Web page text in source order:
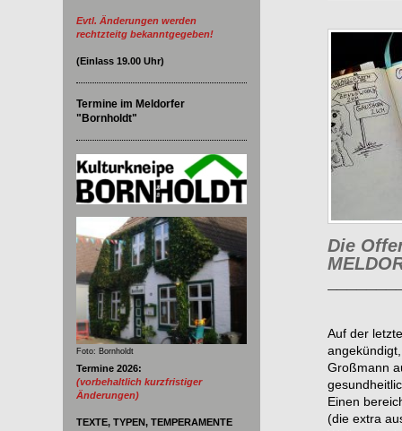
Evtl. Änderungen werden
rechtzteitg bekanntgegeben!
(Einlass 19.00 Uhr)
Termine im Meldorfer
"Bornholdt"
Foto: Bornholdt
Termine 2026:
(vorbehaltlich kurzfristiger
Änderungen)
TEXTE, TYPEN, TEMPERAMENTE
Die
Auf der
Großmann
Einen
(die extra